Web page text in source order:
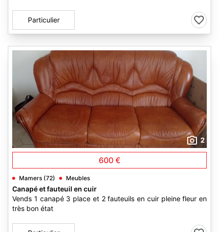
Particulier
2
600 €
Mamers (72) Meubles
Canapé et fauteuil en cuir
Vends 1 canapé 3 place et 2 fauteuils en cuir pleine fleur en
très bon état